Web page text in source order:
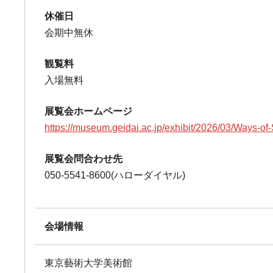
休催日
会期中無休
観覧料
入場無料
展覧会ホームページ
https://museum.geidai.ac.jp/exhibit/2026/03/Ways-
展覧会問合わせ先
050-5541-8600(ハローダイヤル)
会場情報
東京藝術大学美術館